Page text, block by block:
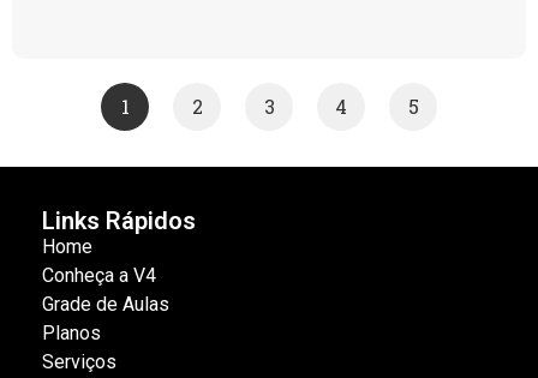
1 2 3 4 5
Links Rápidos
Home
Conheça a V4
Grade de Aulas
Planos
Serviços